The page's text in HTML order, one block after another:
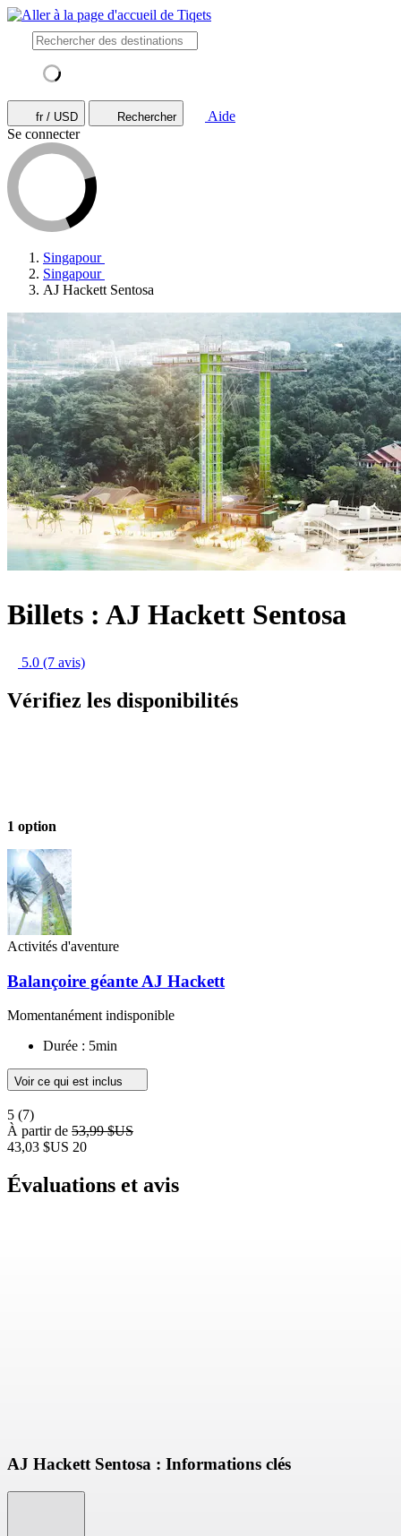
fr / USD Rechercher
Aide
Se connecter
Singapour
Singapour
AJ Hackett Sentosa
Billets : AJ Hackett Sentosa
5.0 (7 avis)
Vérifiez les disponibilités
1 option
Activités d'aventure
Balançoire géante AJ Hackett
Momentanément indisponible
Durée : 5min
Voir ce qui est inclus
5 (7)
À partir de 53,99 $US
43,03 $US 20
Évaluations et avis
AJ Hackett Sentosa : Informations clés